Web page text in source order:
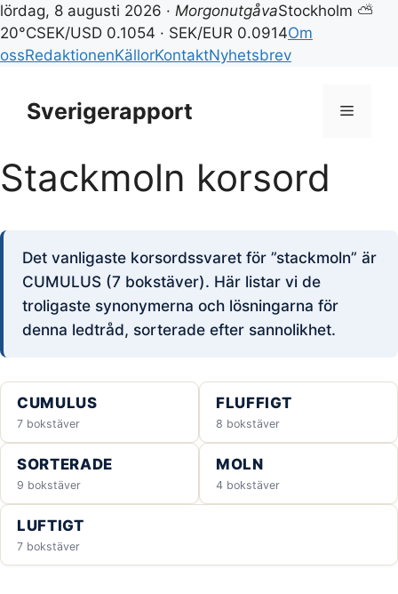
lördag, 8 augusti 2026 · MorgonutgåvaStockholm ⛅
20°CSEK/USD 0.1054 · SEK/EUR 0.0914Om
ossRedaktionenKällorKontaktNyhetsbrev
innehållSverigerapport Meny
Stackmoln korsord
Det vanligaste korsordssvaret för ”stackmoln” är
CUMULUS (7 bokstäver). Här listar vi de
troligaste synonymerna och lösningarna för
denna ledtråd, sorterade efter sannolikhet.
CUMULUS
7 bokstäver
FLUFFIGT
8 bokstäver
SORTERADE
9 bokstäver
MOLN
4 bokstäver
LUFTIGT
7 bokstäver